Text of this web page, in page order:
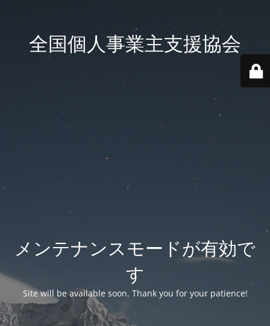
全国個人事業主支援協会
メンテナンスモードが有効で
す
Site will be available soon. Thank you for your patience!